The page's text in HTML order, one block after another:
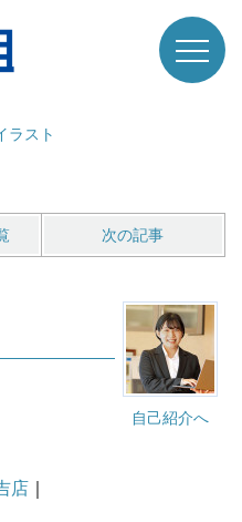
ラスト
次の記事
自己紹介へ
店